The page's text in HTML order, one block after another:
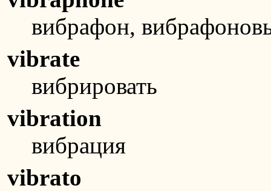
вибрафон,
vibrate
вибрировать
vibration
вибрация
vibrato